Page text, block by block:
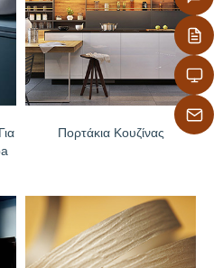
Πορτάκια Κουζίνας